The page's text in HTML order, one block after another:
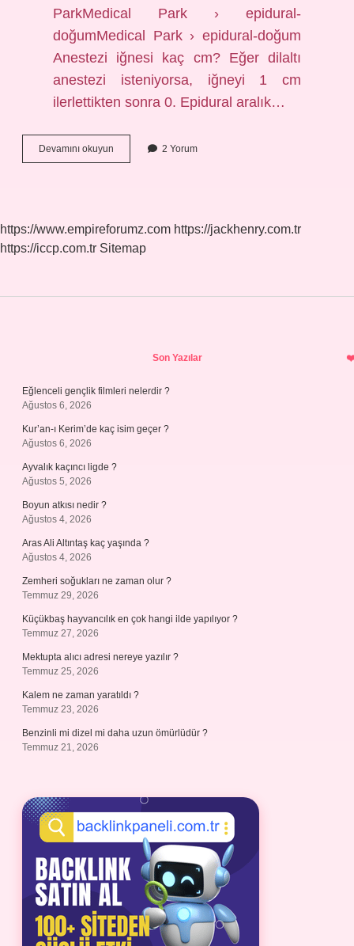
ParkMedical Park › epidural-
doğumMedical Park › epidural-doğum
Anestezi iğnesi kaç cm? Eğer dilaltı
anestezi isteniyorsa, iğneyi 1 cm
ilerlettikten sonra 0. Epidural aralık…
Devamını okuyun Epidural
Iğnesi
2 Yorum
https://www.empireforumz.com https://jackhenry.com.tr
https://iccp.com.tr Sitemap
Son Yazılar
Eğlenceli gençlik filmleri nelerdir ?
Ağustos 6, 2026
Kur’an-ı Kerim’de kaç isim geçer ?
Ağustos 6, 2026
Ayvalık kaçıncı ligde ?
Ağustos 5, 2026
Boyun atkısı nedir ?
Ağustos 4, 2026
Aras Ali Altıntaş kaç yaşında ?
Ağustos 4, 2026
Zemheri soğukları ne zaman olur ?
Temmuz 29, 2026
Küçükbaş hayvancılık en çok hangi ilde yapılıyor ?
Temmuz 27, 2026
Mektupta alıcı adresi nereye yazılır ?
Temmuz 25, 2026
Kalem ne zaman yaratıldı ?
Temmuz 23, 2026
Benzinli mi dizel mi daha uzun ömürlüdür ?
Temmuz 21, 2026